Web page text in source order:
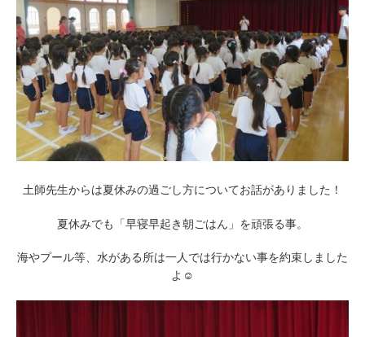
土師先生からは夏休みの過ごし方についてお話がありました！
夏休みでも「早寝早起き朝ごはん」を頑張る事。
海やプール等、水がある所は一人では行かない事を約束しました
よ☺